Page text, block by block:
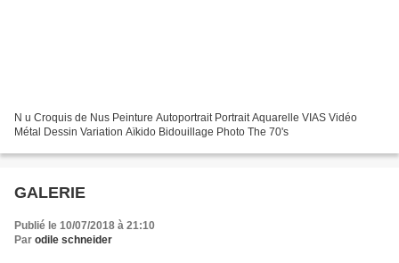
N u Croquis de Nus Peinture Autoportrait Portrait Aquarelle VIAS Vidéo
Métal Dessin Variation Aïkido Bidouillage Photo The 70's
GALERIE
Publié le 10/07/2018 à 21:10
Par odile schneider